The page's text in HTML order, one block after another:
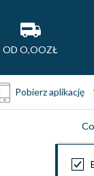
OD O,OOZŁ
Pobierz aplikację